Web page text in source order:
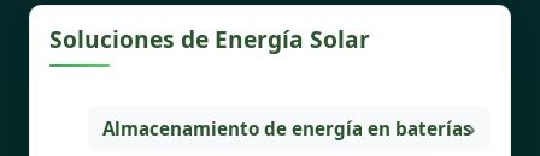
Soluciones de Energía Solar
Almacenamiento de energía en baterías